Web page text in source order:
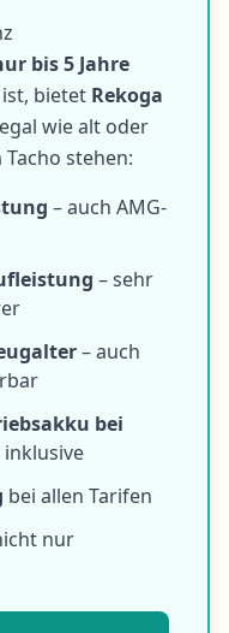
bis 5 Jahre
bietet Rekoga
wie alt oder
stehen:
– auch AMG-
– sehr
– auch
bei
inklusive
bei allen Tarifen
nur